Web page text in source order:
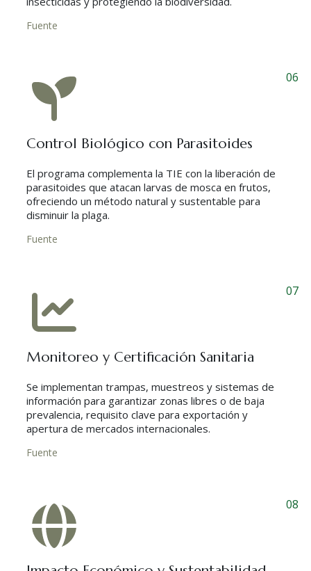
Fuente
06
Control Biológico con Parasitoides
El programa complementa la TIE con la liberación de
parasitoides que atacan larvas de mosca en frutos,
ofreciendo un método natural y sustentable para
disminuir la plaga.
Fuente
07
Monitoreo y Certificación Sanitaria
Se implementan trampas, muestreos y sistemas de
información para garantizar zonas libres o de baja
prevalencia, requisito clave para exportación y
apertura de mercados internacionales.
Fuente
08